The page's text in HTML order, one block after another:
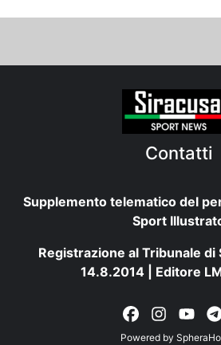
Contatti
Supplemento telematico del
Sport
Registrazione al Tribunale di
14.8.2014 | Editore
Powered by